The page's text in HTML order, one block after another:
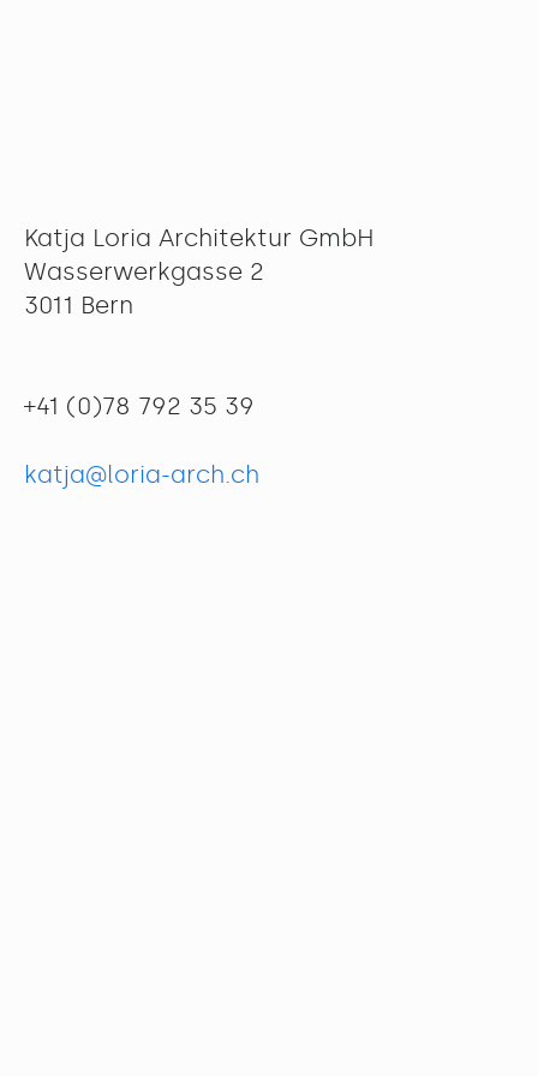
Katja Loria Architektur GmbH
Wasserwerkgasse 2
3011 Bern
+41 (0)78 792 35 39
katja@loria-arch.ch